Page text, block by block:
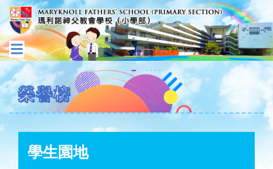
榮譽榜
學生園地